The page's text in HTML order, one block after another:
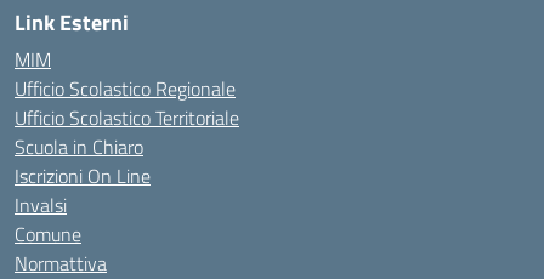
Link Esterni
MIM
Ufficio Scolastico Regionale
Ufficio Scolastico Territoriale
Scuola in Chiaro
Iscrizioni On Line
Invalsi
Comune
Normattiva